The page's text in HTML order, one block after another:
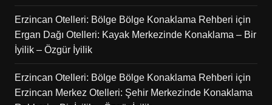
Erzincan Otelleri: Bölge Bölge Konaklama Rehberi için
Ergan Dağı Otelleri: Kayak Merkezinde Konaklama – Bir
İyilik – Özgür İyilik
Erzincan Otelleri: Bölge Bölge Konaklama Rehberi için
Erzincan Merkez Otelleri: Şehir Merkezinde Konaklama